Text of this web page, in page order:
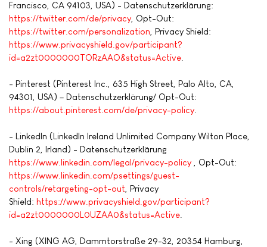
Francisco, CA 94103, USA) - Datenschutzerklärung:
https://twitter.com/de/privacy , Opt-Out:
https://twitter.com/personalization , Privacy Shield:
https://www.privacyshield.gov/participant?
id=a2zt0000000TORzAAO&status=Active
- Pinterest (Pinterest Inc., 635 High Street, Palo Alto, CA,
94301, USA) – Datenschutzerklärung/ Opt-Out:
https://about.pinterest.com/de/privacy-policy
- LinkedIn (LinkedIn Ireland Unlimited Company Wilton Place,
Dublin 2, Irland) - Datenschutzerklärung
https://www.linkedin.com/legal/privacy-policy , Opt-Out:
https://www.linkedin.com/psettings/guest-
controls/retargeting-opt-out , Privacy
Shield: https://www.privacyshield.gov/participant?
id=a2zt0000000L0UZAA0&status=Active
- Xing (XING AG, Dammtorstraße 29-32, 20354 Hamburg,